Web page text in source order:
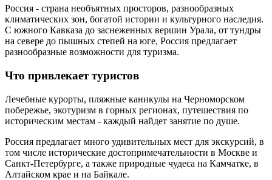
Россия - страна необъятных просторов, разнообразных
климатических зон, богатой истории и культурного наследия.
С южного Кавказа до заснеженных вершин Урала, от тундры
на севере до пышных степей на юге, Россия предлагает
разнообразные возможности для туризма.
Что привлекает туристов
Лечебные курорты, пляжные каникулы на Черноморском
побережье, экотуризм в горных регионах, путешествия по
историческим местам - каждый найдет занятие по душе.
Россия предлагает много удивительных мест для экскурсий, в
том числе исторические достопримечательности в Москве и
Санкт-Петербурге, а также природные чудеса на Камчатке, в
Алтайском крае и на Байкале.